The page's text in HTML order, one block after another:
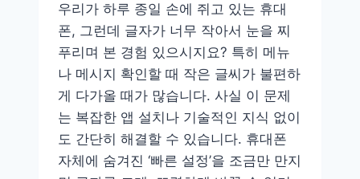
금
동
시
에
줄
이
는
실
우리가 하루 종일 손에 쥐고 있는 휴대
폰, 그런데 글자가 너무 작아서 눈을 찌
푸리며 본 경험 있으시지요? 특히 메뉴
나 메시지 확인할 때 작은 글씨가 불편하
게 다가올 때가 많습니다. 사실 이 문제
는 복잡한 앱 설치나 기술적인 지식 없이
도 간단히 해결할 수 있습니다. 휴대폰
자체에 숨겨진 ‘빠른 설정’을 조금만 만지